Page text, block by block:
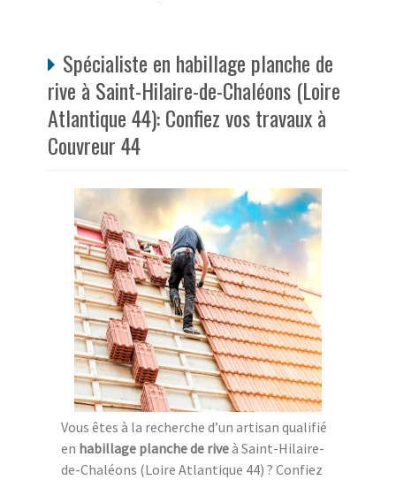
Spécialiste en habillage planche de
rive à Saint-Hilaire-de-Chaléons (Loire
Atlantique 44): Confiez vos travaux à
Couvreur 44
Vous êtes à la recherche d’un artisan qualifié
en habillage planche de riveà Saint-Hilaire-
de-Chaléons (Loire Atlantique 44) ? Confiez